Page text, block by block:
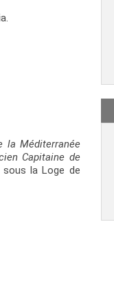
la Méditerranée
Capitaine de
sous la Loge de